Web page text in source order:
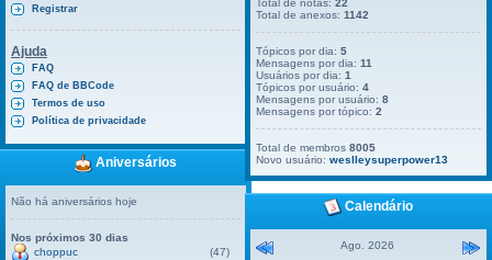
Registrar
Ajuda
FAQ
FAQ de BBCode
Termos de uso
Política de privacidade
Aniversários
Não há aniversários hoje
Nos próximos 30 dias
choppuc
(47)
Total de notas:22
Total de anexos:1142
Tópicos por dia:5
Mensagens por dia:11
Usuários por dia:1
Tópicos por usuário:4
Mensagens por usuário:8
Mensagens por tópico:2
Total de membros8005
Novo usuário:weslleysuperpower13
Calendário
Ago. 2026